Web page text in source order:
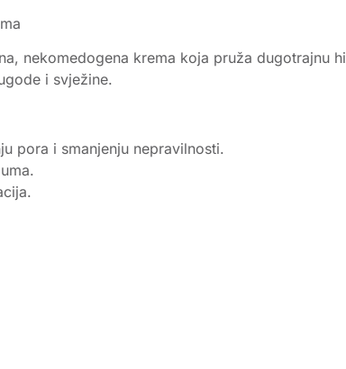
nekomedogena krema koja pruža
i svježine.
pora i smanjenju nepravilnosti.